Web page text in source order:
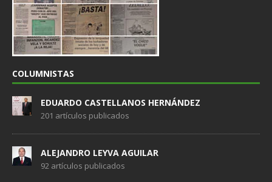
COLUMNISTAS
EDUARDO CASTELLANOS HERNÁNDEZ
201 artículos publicados
ALEJANDRO LEYVA AGUILAR
92 artículos publicados